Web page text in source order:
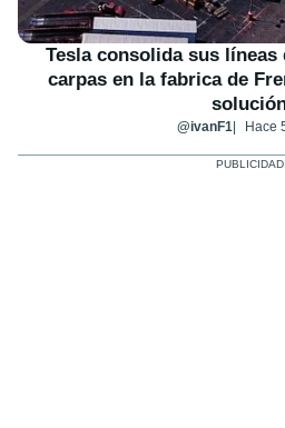
Tesla consolida sus
carpas en la fabrica de
@ivanF1 Hace